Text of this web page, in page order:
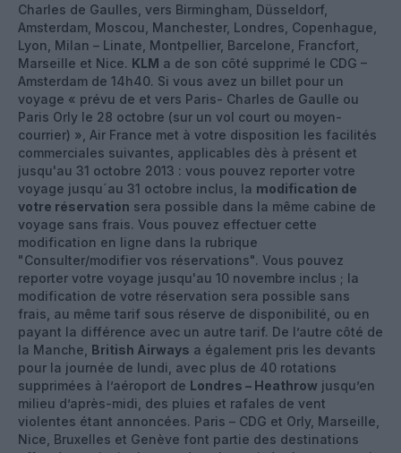
Charles de Gaulles, vers Birmingham, Düsseldorf,
Amsterdam, Moscou, Manchester, Londres, Copenhague,
Lyon, Milan – Linate, Montpellier, Barcelone, Francfort,
Marseille et Nice. KLM a de son côté supprimé le CDG –
Amsterdam de 14h40. Si vous avez un billet pour un
voyage « prévu de et vers Paris- Charles de Gaulle ou
Paris Orly le 28 octobre (sur un vol court ou moyen-
courrier) », Air France met à votre disposition les facilités
commerciales suivantes, applicables dès à présent et
jusqu'au 31 octobre 2013 : vous pouvez reporter votre
voyage jusqu´au 31 octobre inclus, la modification de
votre réservation sera possible dans la même cabine de
voyage sans frais. Vous pouvez effectuer cette
modification en ligne dans la rubrique
"Consulter/modifier vos réservations". Vous pouvez
reporter votre voyage jusqu'au 10 novembre inclus ; la
modification de votre réservation sera possible sans
frais, au même tarif sous réserve de disponibilité, ou en
payant la différence avec un autre tarif. De l’autre côté de
la Manche, British Airways a également pris les devants
pour la journée de lundi, avec plus de 40 rotations
supprimées à l’aéroport de Londres – Heathrow jusqu’en
milieu d’après-midi, des pluies et rafales de vent
violentes étant annoncées. Paris – CDG et Orly, Marseille,
Nice, Bruxelles et Genève font partie des destinations